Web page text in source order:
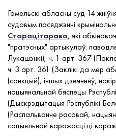
Гомельскі абласны суд 14
судовым пасяджэнні
Старацітарава, які
"пратэсных" артыкулаў:
Лукашэнкі); ч. 1 арт. 367
ч. 3 арт. 361 (Заклікі да мер
(санкцый), іншых дзеянняў,
нацыянальнай бяспецы
(Дыскрэдытацыя Рэспублікі
(Распальванне расавай,
сацыяльнай варожасці ці